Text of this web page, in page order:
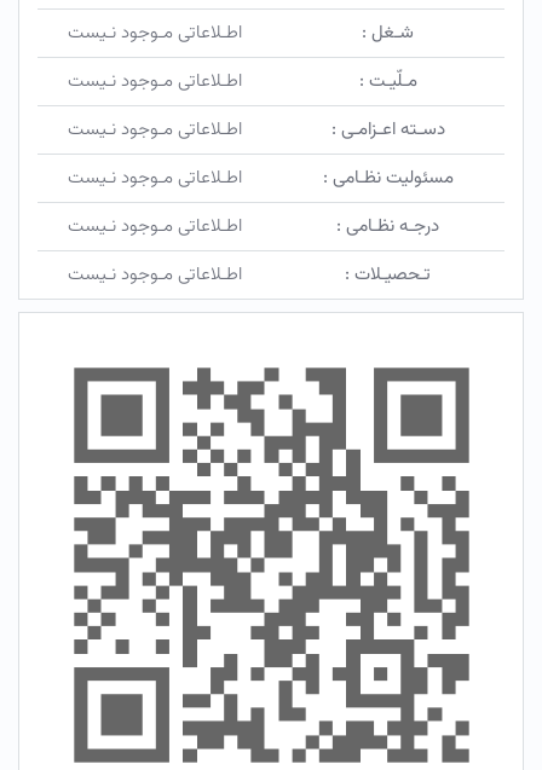
شـغل :
اطـلاعاتی مـوجود نـیست
مـلّیـت :
اطـلاعاتی مـوجود نـیست
دسـته اعـزامـی :
اطـلاعاتی مـوجود نـیست
مسئولیت نظـامی :
اطـلاعاتی مـوجود نـیست
درجـه نظـامی :
اطـلاعاتی مـوجود نـیست
تـحصیـلات :
اطـلاعاتی مـوجود نـیست